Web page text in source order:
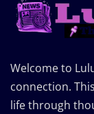
Welcome to
connection.
life through